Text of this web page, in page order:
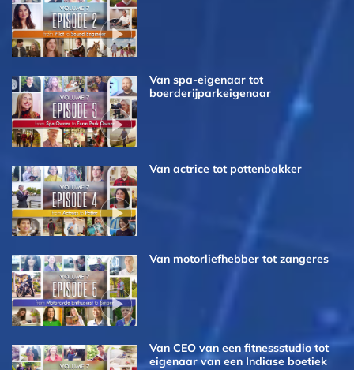
Van spa-eigenaar tot
boerderijpark­eigenaar
Van actrice tot pottenbakker
Van motorliefhebber tot zangeres
Van CEO van een fitnessstudio tot
eigenaar van een Indiase boetiek